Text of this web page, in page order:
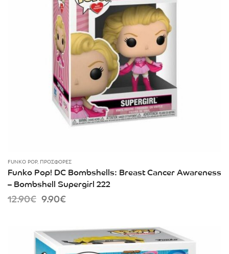
FUNKO POP, ΠΡΟΣΦΟΡΈΣ
Funko Pop! DC Bombshells: Breast Cancer Awareness
– Bombshell Supergirl 222
12.90€ Original
was:
12.90€.
9.90€Current
is:
9.90€.